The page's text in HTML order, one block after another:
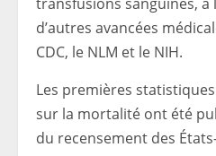
d’autres avancées
CDC, le NLM et le NIH.
Les premières
sur la mortalité ont été
du recensement des